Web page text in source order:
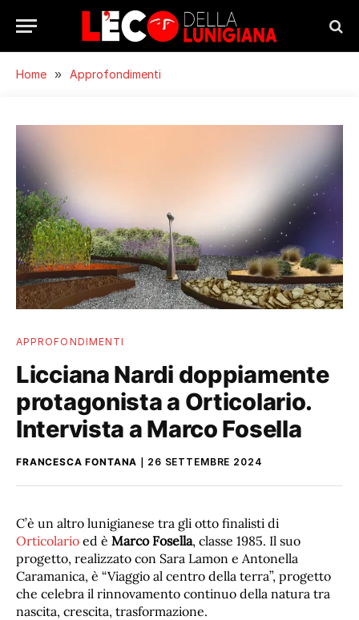
Home » Approfondimenti
APPROFONDIMENTI
Licciana Nardi doppiamente
protagonista a Orticolario.
Intervista a Marco Fosella
FRANCESCA FONTANA 26 SETTEMBRE 2024
C’è un altro lunigianese tra gli otto finalisti di
Orticolario ed è Marco Fosella, classe 1985. Il suo
progetto, realizzato con Sara Lamon e Antonella
Caramanica, è “Viaggio al centro della terra”, progetto
che celebra il rinnovamento continuo della natura tra
nascita, crescita, trasformazione.